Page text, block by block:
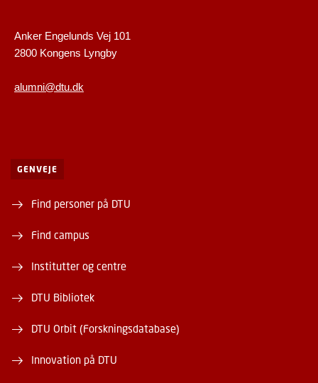
Anker Engelunds Vej 101
2800 Kongens Lyngby
alumni@dtu.dk
GENVEJE
Find personer på DTU
Find campus
Institutter og centre
DTU Bibliotek
DTU Orbit (Forskningsdatabase)
Innovation på DTU